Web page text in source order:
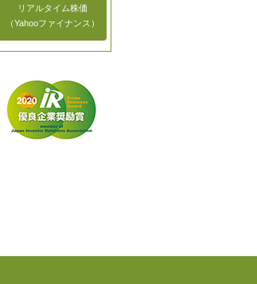
リアルタイム株価
（Yahooファイナンス）